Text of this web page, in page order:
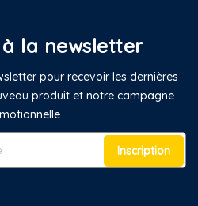
la newsletter
pour recevoir les dernières
produit et notre campagne
Inscription